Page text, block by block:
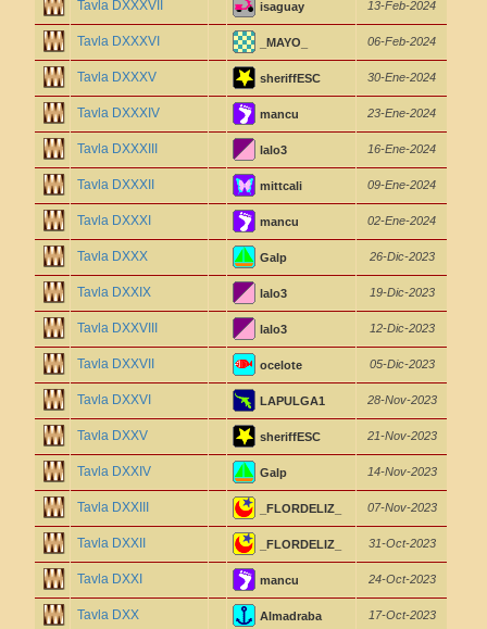
Tavla DXXXVII isaguay 13-Feb-2024
Tavla DXXXVI _MAYO_ 06-Feb-2024
Tavla DXXXV sheriffESC 30-Ene-2024
Tavla DXXXIV mancu 23-Ene-2024
Tavla DXXXIII lalo3 16-Ene-2024
Tavla DXXXII mittcali 09-Ene-2024
Tavla DXXXI mancu 02-Ene-2024
Tavla DXXX Galp 26-Dic-2023
Tavla DXXIX lalo3 19-Dic-2023
Tavla DXXVIII lalo3 12-Dic-2023
Tavla DXXVII ocelote 05-Dic-2023
Tavla DXXVI LAPULGA1 28-Nov-2023
Tavla DXXV sheriffESC 21-Nov-2023
Tavla DXXIV Galp 14-Nov-2023
Tavla DXXIII _FLORDELIZ_ 07-Nov-2023
Tavla DXXII _FLORDELIZ_ 31-Oct-2023
Tavla DXXI mancu 24-Oct-2023
Tavla DXX Almadraba 17-Oct-2023